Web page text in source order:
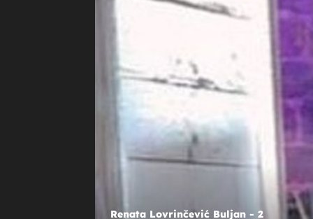
Renata Lovrinčević Buljan - 2
Nataša Buljan
Fatalna Splićanka u bikiniju
utegnutu pozadinu, i s 50 godina
zavodljivu siluetu